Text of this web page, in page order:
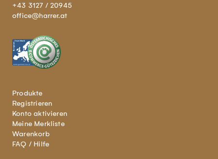
+43 3127 / 20945
office@harrer.at
Produkte
Registrieren
Konto aktivieren
Meine Merkliste
Warenkorb
FAQ / Hilfe